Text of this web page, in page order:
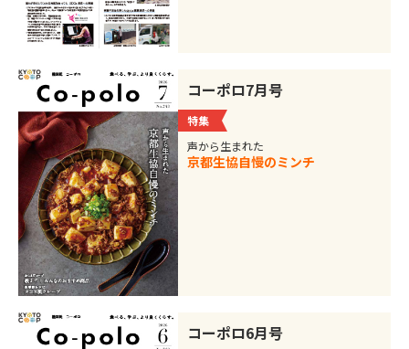
コーポロ7月号
特集
声から生まれた
京都生協自慢のミンチ
コーポロ6月号